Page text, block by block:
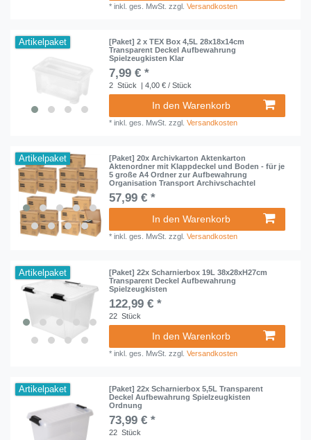
*inkl. ges. MwSt. zzgl.Versandkosten
Artikelpaket
[Paket] 2 x TEX Box 4,5L 28x18x14cm
Transparent Deckel Aufbewahrung
Spielzeugkisten Klar
7,99 € *
2 Stück | 4,00 € / Stück
In den Warenkorb
*inkl. ges. MwSt. zzgl.Versandkosten
Artikelpaket
[Paket] 20x Archivkarton Aktenkarton
Aktenordner mit Klappdeckel und Boden - für je
5 große A4 Ordner zur Aufbewahrung
Organisation Transport Archivschachtel
57,99 € *
In den Warenkorb
*inkl. ges. MwSt. zzgl.Versandkosten
Artikelpaket
[Paket] 22x Scharnierbox 19L 38x28xH27cm
Transparent Deckel Aufbewahrung
Spielzeugkisten
122,99 € *
22 Stück
In den Warenkorb
*inkl. ges. MwSt. zzgl.Versandkosten
Artikelpaket
[Paket] 22x Scharnierbox 5,5L Transparent
Deckel Aufbewahrung Spielzeugkisten
Ordnung
73,99 € *
22 Stück